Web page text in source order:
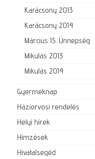
Karácsony 2013
Karácsony 2014
Március 15. Ünnepség
Mikulás 2013
Mikulás 2014
Gyermeknap
Háziorvosi rendelés
Helyi hírek
Hímzések
Hivatalsegéd